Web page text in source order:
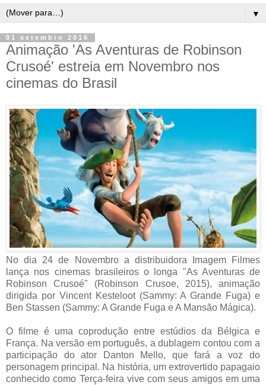
▼
01 setembro 2016
Animação 'As Aventuras de Robinson
Crusoé' estreia em Novembro nos
cinemas do Brasil
No dia 24 de Novembro a distribuidora Imagem Filmes
lança nos cinemas brasileiros o longa "As Aventuras de
Robinson Crusoé" (Robinson Crusoe, 2015), animação
dirigida por Vincent Kesteloot (Sammy: A Grande Fuga) e
Ben Stassen (Sammy: A Grande Fuga e A Mansão Mágica).
O filme é uma coprodução entre estúdios da Bélgica e
França. Na versão em português, a dublagem contou com a
participação do ator Danton Mello, que fará a voz do
personagem principal. Na história, um extrovertido papagaio
conhecido como Terça-feira vive com seus amigos em uma